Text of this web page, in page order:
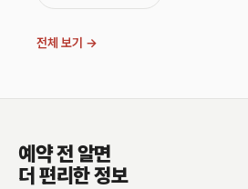
전체 보기 →
예약 전 알면
더 편리한 정보